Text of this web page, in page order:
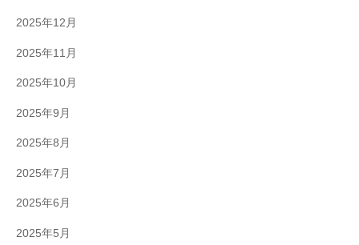
2025年12月
2025年11月
2025年10月
2025年9月
2025年8月
2025年7月
2025年6月
2025年5月